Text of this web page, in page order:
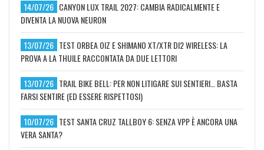
14/07/26 CANYON LUX TRAIL 2027: CAMBIA RADICALMENTE E
DIVENTA LA NUOVA NEURON
13/07/26 TEST ORBEA OIZ E SHIMANO XT/XTR DI2 WIRELESS: LA
PROVA A LA THUILE RACCONTATA DA DUE LETTORI
13/07/26 TRAIL BIKE BELL: PER NON LITIGARE SUI SENTIERI… BASTA
FARSI SENTIRE (ED ESSERE RISPETTOSI)
10/07/26 TEST SANTA CRUZ TALLBOY 6: SENZA VPP È ANCORA UNA
VERA SANTA?